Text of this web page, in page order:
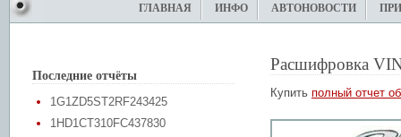
ГЛАВНАЯ ИНФО АВТОНОВОСТИ
Последние отчёты
1G1ZD5ST2RF243425
1HD1CT310FC437830
Расшифровка
Купить полный отчет